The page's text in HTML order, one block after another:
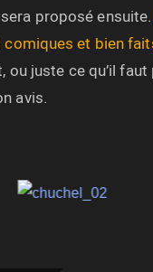
proposé ensuite.
et bien
ou juste ce qu’il
avis.